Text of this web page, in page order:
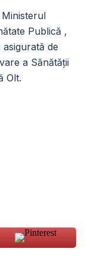
Publică ,
de
a Sănătății
Olt.